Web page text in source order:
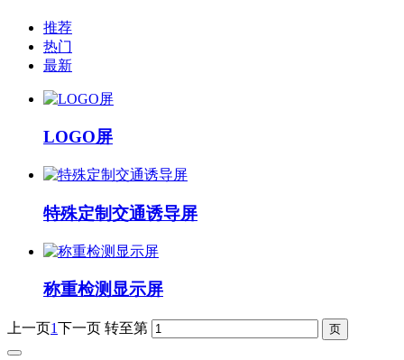
推荐
热门
最新
LOGO屏
特殊定制交通诱导屏
称重检测显示屏
上一页1下一页 转至第